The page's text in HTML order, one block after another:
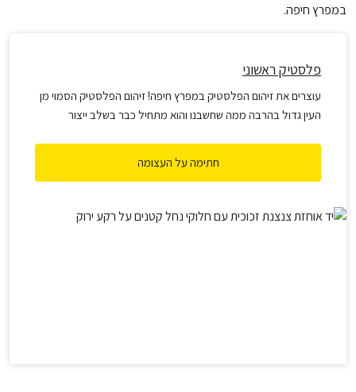
במפרץ חיפה.
פלסטיק ראשוני
עוצרים את זיהום הפלסטיק במפרץ חיפה! זיהום הפלסטיק הסמוי מן
העין גדול בהרבה ממה שחשבנו והוא מתחיל כבר בשלב ייצור
הסביבתית, איגדנו הכול לדוח מסודר ואנחנו מתכוונים לתבוע
בריאות הציבור.
חתימה על העצומה